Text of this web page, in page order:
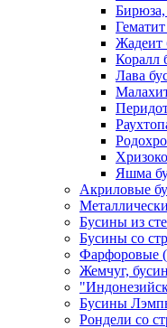
Жадеит
Коралл
Лава
Яшма
Акриловые
Бусины из
Бусины со
Фарфоровые
Жемчуг,
Бусины
Рондели со